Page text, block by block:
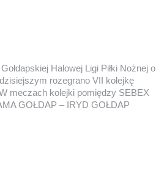
Halowej Ligi Piłki Nożnej o
rozegrano VII kolejkę
meczach kolejki pomiędzy SEBEX
GOŁDAP – IRYD GOŁDAP